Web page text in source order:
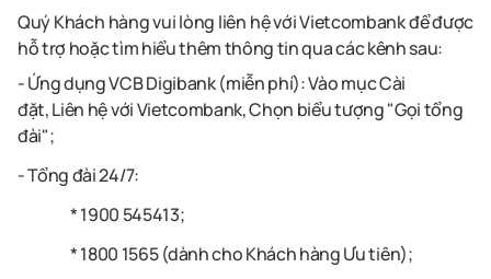
Quý Khách hàng vui lòng liên hệ với Vietcombank để được
hỗ trợ hoặc tìm hiểu thêm thông tin qua các kênh sau:
- Ứng dụng VCB Digibank (miễn phí): Vào mục Cài
đặt,Liên hệ với Vietcombank,Chọn biểu tượng "Gọi tổng
đài";
- Tổng đài 24/7:
*1900 545413;
* 1800 1565 (dành cho Khách hàng Ưu tiên);